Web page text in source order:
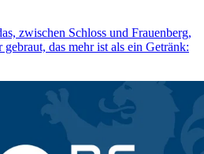
zwischen Schloss und Frauenberg,
das mehr ist als ein Getränk: